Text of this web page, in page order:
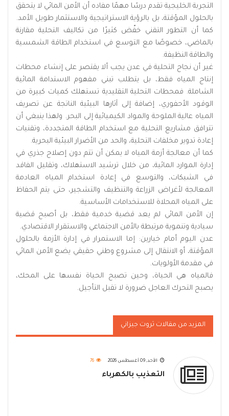
التجربة الخليجية تقدم درسًا مهمًا مفاده أن الأمن المائي لا يتحقق
بالحلول المؤقتة، بل بالرؤية الاستراتيجية والاستثمار طويل الأمد.
كما أن التطور التقني خفّض كثيرًا من تكاليف التحلية مقارنة
بالماضي، خصوصًا مع التوسع في استخدام الطاقة الشمسية
والطاقة النظيفة.
غير أن نجاح التحلية في عدن يجب ألا يقتصر على إنشاء محطات
إنتاج المياه فقط، بل يتطلب تبني مفهوم الاستدامة المائية
الشاملة. فمحطات التحلية التقليدية تستهلك كميات كبيرة من
الوقود الأحفوري، إضافة إلى آثارها البيئية الناتجة عن تصريف
المياه عالية الملوحة والمواد الكيميائية إلى البحر. ولهذا ينبغي أن
تترافق مشاريع التحلية مع استخدام الطاقة المتجددة، وتقنيات
إعادة تدوير مخلفات التحلية، والحد من الأضرار البيئية البحرية.
كما أن معالجة أزمة المياه لا يمكن أن تتم دون إصلاح جذري في
إدارة الموارد المائية، من خلال ترشيد الاستهلاك، وتقليل الفاقد
في الشبكات، والتوسع في إعادة استخدام المياه العادمة
المعالجة لأغراض الزراعة والتنظيف والتشجير، حتى يتم الحفاظ
على المياه المحلاة للاستخدامات الأساسية.
إن الأمن المائي لم يعد قضية خدمية فقط، بل أصبح قضية
سيادية وتنموية مرتبطة بالأمن الاجتماعي والاستقرار الاقتصادي.
عدن اليوم أمام خيارين: إما الاستمرار في إدارة الأزمة بالحلول
المؤقتة، أو الانتقال إلى مشروع وطني حقيقي يضع الأمن المائي
في مقدمة الأولويات.
فالمياه هي الحياة، وحين تصبح الحياة نفسها على المحك،
يصبح التحرك العاجل ضرورة لا تقبل التأجيل.
المزيد من مقالات ثروت جيزاني
الأحد, 09 أغسطس 2026 76
التعذيب بالكهرباء